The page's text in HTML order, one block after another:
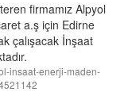
firmamız Alpyol
a.ş için Edirne
çalışacak İnşaat
insaat-enerji-maden-